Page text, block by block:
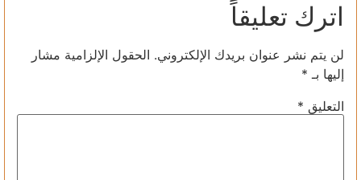
اترك تعليقاً
لن يتم نشر عنوان بريدك الإلكتروني. الحقول الإلزامية مشار
إليها بـ *
التعليق *